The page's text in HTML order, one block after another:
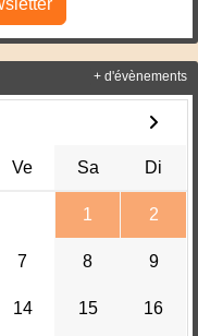
Ve Sa Di
1 2
7 8 9
14 15 16
+ d'évènements